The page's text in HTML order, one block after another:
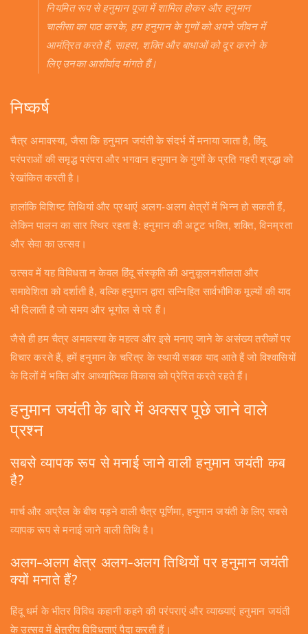
नियमित रूप से हनुमान पूजा में शामिल होकर और हनुमान
चालीसा का पाठ करके, हम हनुमान के गुणों को अपने जीवन में
आमंत्रित करते हैं, साहस, शक्ति और बाधाओं को दूर करने के
लिए उनका आशीर्वाद मांगते हैं।
निष्कर्ष
चैत्र अमावस्या, जैसा कि हनुमान जयंती के संदर्भ में मनाया जाता है, हिंदू
परंपराओं की समृद्ध परंपरा और भगवान हनुमान के गुणों के प्रति गहरी श्रद्धा को
रेखांकित करती है।
हालांकि विशिष्ट तिथियां और प्रथाएं अलग-अलग क्षेत्रों में भिन्न हो सकती हैं,
लेकिन पालन का सार स्थिर रहता है: हनुमान की अटूट भक्ति, शक्ति, विनम्रता
और सेवा का उत्सव।
उत्सव में यह विविधता न केवल हिंदू संस्कृति की अनुकूलनशीलता और
समावेशिता को दर्शाती है, बल्कि हनुमान द्वारा सन्निहित सार्वभौमिक मूल्यों की याद
भी दिलाती है जो समय और भूगोल से परे हैं।
जैसे ही हम चैत्र अमावस्या के महत्व और इसे मनाए जाने के असंख्य तरीकों पर
विचार करते हैं, हमें हनुमान के चरित्र के स्थायी सबक याद आते हैं जो विश्वासियों
के दिलों में भक्ति और आध्यात्मिक विकास को प्रेरित करते रहते हैं।
हनुमान जयंती के बारे में अक्सर पूछे जाने वाले
प्रश्न
सबसे व्यापक रूप से मनाई जाने वाली हनुमान जयंती कब
है?
मार्च और अप्रैल के बीच पड़ने वाली चैत्र पूर्णिमा, हनुमान जयंती के लिए सबसे
व्यापक रूप से मनाई जाने वाली तिथि है।
अलग-अलग क्षेत्र अलग-अलग तिथियों पर हनुमान जयंती
क्यों मनाते हैं?
हिंदू धर्म के भीतर विविध कहानी कहने की परंपराएं और व्याख्याएं हनुमान जयंती
के उत्सव में क्षेत्रीय विविधताएं पैदा करती हैं।